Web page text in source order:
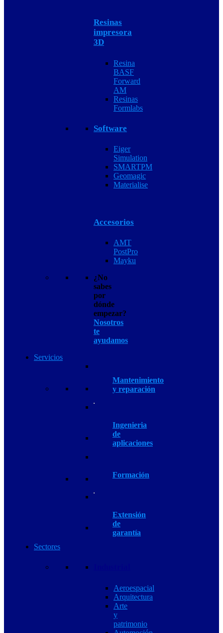
Resinas
impresora
3D
Resina
BASF
Forward
AM
Resinas
Formlabs
Software
Eiger
Simulation
SMARTPM
Geomagic
Materialise
Accesorios
AMT
PostPro
Mayku
¿No
sabes
por
dónde
empezar?
Nosotros
te
ayudamos
Servicios
Mantenimiento
y reparación
Ingenieria
de
aplicaciones
Formación
Extensión
de
garantía
Sectores
Aeroespacial
Arquitectura
Arte
y
patrimonio